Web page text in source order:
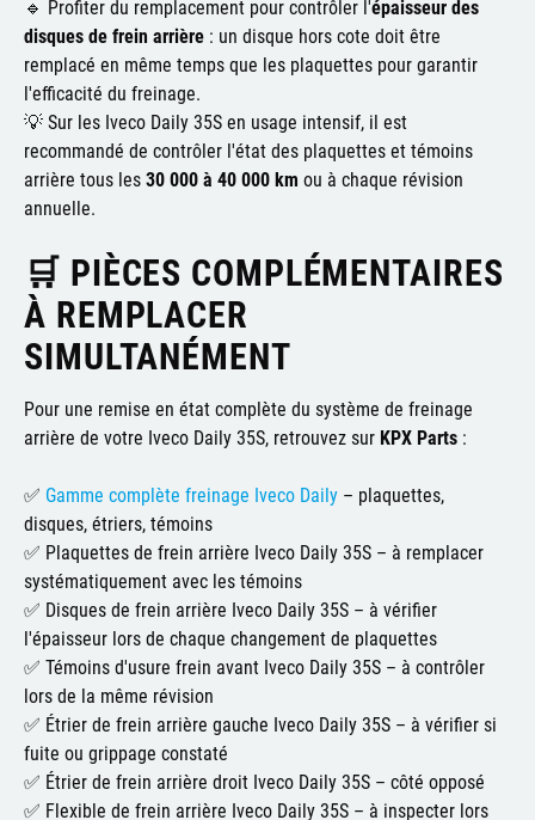
🔹 Profiter du remplacement pour contrôler l'épaisseur des
disques de frein arrière : un disque hors cote doit être
remplacé en même temps que les plaquettes pour garantir
l'efficacité du freinage.
💡 Sur les Iveco Daily 35S en usage intensif, il est
recommandé de contrôler l'état des plaquettes et témoins
arrière tous les30 000 à 40 000 km ou à chaque révision
annuelle.
🛒 PIÈCES COMPLÉMENTAIRES
À REMPLACER
SIMULTANÉMENT
Pour une remise en état complète du système de freinage
arrière de votre Iveco Daily 35S, retrouvez sur KPX Parts :
✅ Gamme complète freinage Iveco Daily – plaquettes,
disques, étriers, témoins
✅ Plaquettes de frein arrière Iveco Daily 35S – à remplacer
systématiquement avec les témoins
✅ Disques de frein arrière Iveco Daily 35S – à vérifier
l'épaisseur lors de chaque changement de plaquettes
✅ Témoins d'usure frein avant Iveco Daily 35S – à contrôler
lors de la même révision
✅ Étrier de frein arrière gauche Iveco Daily 35S – à vérifier si
fuite ou grippage constaté
✅ Étrier de frein arrière droit Iveco Daily 35S – côté opposé
✅ Flexible de frein arrière Iveco Daily 35S – à inspecter lors